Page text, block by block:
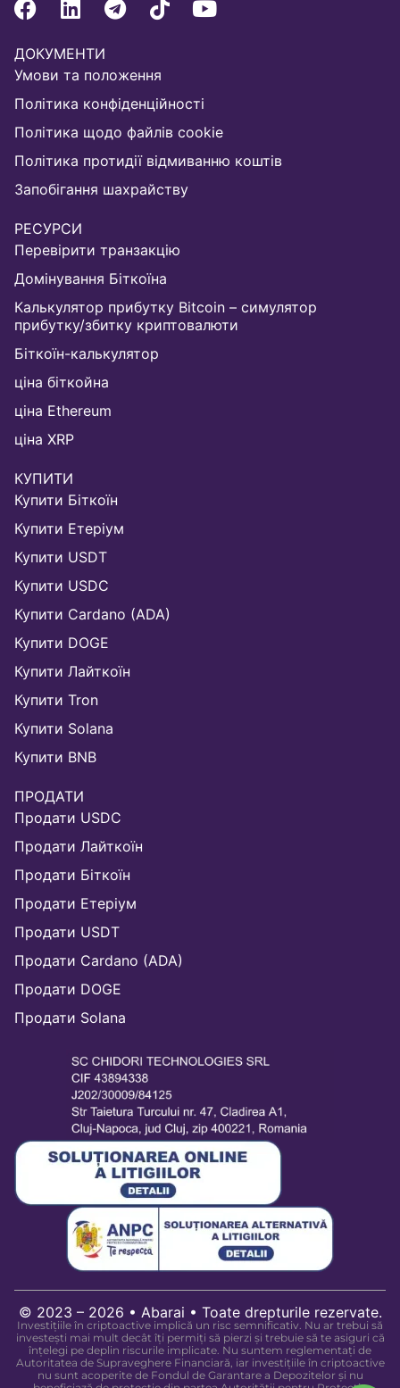
ДОКУМЕНТИ
Умови та положення
Політика конфіденційності
Політика щодо файлів cookie
Політика протидії відмиванню коштів
Запобігання шахрайству
РЕСУРСИ
Перевірити транзакцію
Домінування Біткоїна
Калькулятор прибутку Bitcoin – симулятор
прибутку/збитку криптовалюти
Біткоїн-калькулятор
ціна біткойна
ціна Ethereum
ціна XRP
КУПИТИ
Купити Біткоїн
Купити Етеріум
Купити USDT
Купити USDC
Купити Cardano (ADA)
Купити DOGE
Купити Лайткоїн
Купити Tron
Купити Solana
Купити BNB
ПРОДАТИ
Продати USDC
Продати Лайткоїн
Продати Біткоїн
Продати Етеріум
Продати USDT
Продати Cardano (ADA)
Продати DOGE
Продати Solana
© 2023 – 2026 • Abarai • Toate drepturile rezervate.
Investițiile în criptoactive implică un risc semnificativ. Nu ar trebui să
investești mai mult decât îți permiți să pierzi și trebuie să te asiguri că
înțelegi pe deplin riscurile implicate. Nu suntem reglementați de
Autoritatea de Supraveghere Financiară, iar investițiile în criptoactive
nu sunt acoperite de Fondul de Garantare a Depozitelor și nu